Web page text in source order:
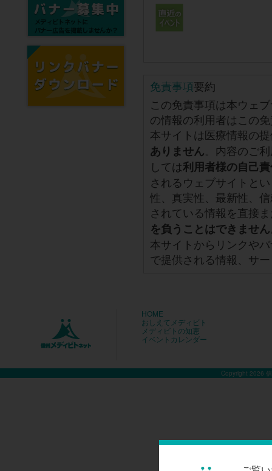
免責事項要約
この免責事項は本ウェ
の情報の利用者はこの
本サイトは医療情報の
ありません。内容のご
しては利用者様の自己
されるウェブサイトと
性、真実性、最新性、
されている情報を直接
を負うことはできません
本サイトからリンクや
で提供される情報、サ
HOME
おしえてメディビト
メディビトの知恵
イベントカレンダー
Copyright 2026